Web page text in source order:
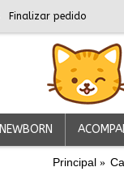
Finalizar pedido
NEWBORN
Principal